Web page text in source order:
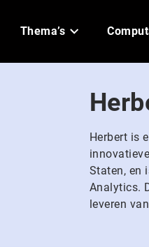
Thema’s
Herbert is
Staten, en
Analytics.
leveren